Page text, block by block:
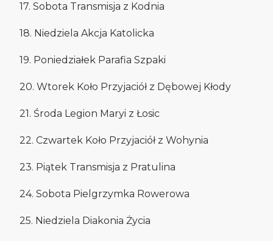
17. Sobota Transmisja z Kodnia
18. Niedziela Akcja Katolicka
19. Poniedziałek Parafia Szpaki
20. Wtorek Koło Przyjaciół z Dębowej Kłody
21. Środa Legion Maryi z Łosic
22. Czwartek Koło Przyjaciół z Wohynia
23. Piątek Transmisja z Pratulina
24. Sobota Pielgrzymka Rowerowa
25. Niedziela Diakonia Życia